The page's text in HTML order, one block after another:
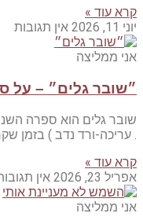
קרא עוד »
יוני 11, 2026
אין תגובות
אני ממליצה
״שובר גלים״ – על
שובר גלים הוא ספרה
. עריכה-ורד נדב ) בזמן
קרא עוד »
אפריל 23, 2026
אין
אני ממליצה